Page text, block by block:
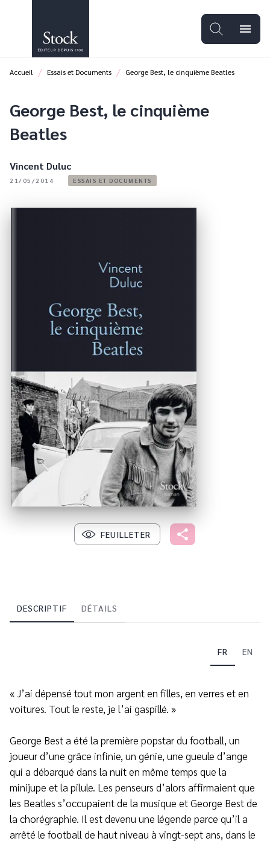
PIED DE PAGE
menu
Accueil / Essais et Documents / George Best, le cinquième Beatles
George Best, le cinquième
Beatles
Vincent Duluc
21/05/2014 ESSAIS ET DOCUMENTS
FEUILLETER
DESCRIPTIF DÉTAILS
FR EN
« J’ai dépensé tout mon argent en filles, en verres et en
voitures. Tout le reste, je l’ai gaspillé. »
George Best a été la première popstar du football, un
joueur d’une grâce infinie, un génie, une gueule d’ange
qui a débarqué dans la nuit en même temps que la
minijupe et la pilule. Les penseurs d’alors affirmaient que
les Beatles s’occupaient de la musique et George Best de
la chorégraphie. Il est devenu une légende parce qu’il a
arrêté le football de haut niveau à vingt-sept ans, dans le